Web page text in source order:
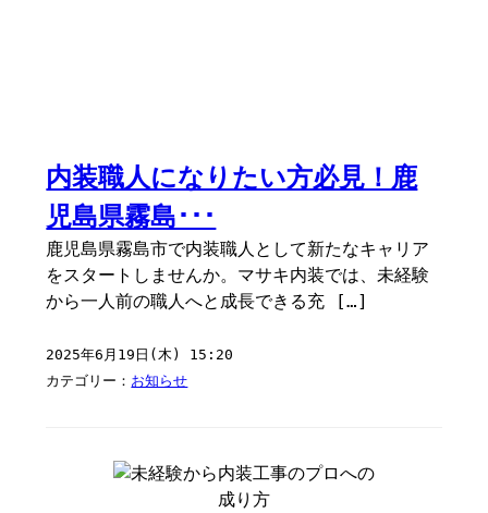
内装職人になりたい方必見！鹿
児島県霧島･･･
鹿児島県霧島市で内装職人として新たなキャリア
をスタートしませんか。マサキ内装では、未経験
から一人前の職人へと成長できる充 […]
2025年6月19日(木) 15:20
カテゴリー： お知らせ